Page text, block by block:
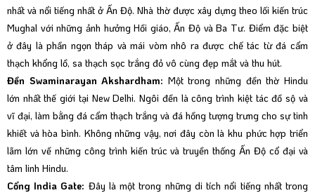
nhất và nổi tiếng nhất ở Ấn Độ. Nhà thờ được xây dựng theo lối kiến trúc
Mughal với những ảnh hưởng Hồi giáo, Ấn Độ và Ba Tư. Điểm đặc biệt
ở đây là phần ngọn tháp và mái vòm nhô ra được chế tác từ đá cẩm
thạch khổng lồ, sa thạch sọc trắng đỏ vô cùng đẹp mắt và thu hút.
Đền Swaminarayan Akshardham: Một trong những đền thờ Hindu
lớn nhất thế giới tại New Delhi. Ngôi đền là công trình kiệt tác đồ sộ và
vĩ đại, làm bằng đá cẩm thạch trắng và đá hồng tượng trưng cho sự tinh
khiết và hòa bình. Không những vậy, nơi đây còn là khu phức hợp triển
lãm lớn về những công trình kiến trúc và truyền thống Ấn Độ cổ đại và
tâm linh Hindu.
Cổng India Gate: Đây là một trong những di tích nổi tiếng nhất trong